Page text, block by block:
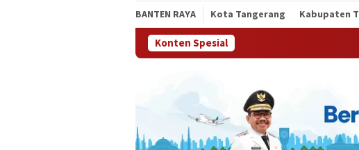
BANTEN RAYA Kota Tangerang Kabupaten
Konten Spesial